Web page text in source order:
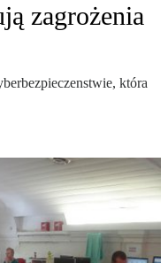
zagrożenia
która